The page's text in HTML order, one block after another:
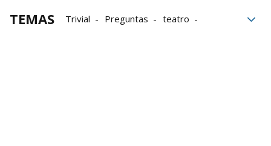
TEMAS Trivial Preguntas
teatro